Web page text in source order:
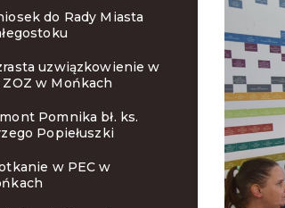
do Rady Miasta
uzwiązkowienie w
ZOZ w Mońkach
Pomnika bł. ks.
Popiełuszki
w PEC w